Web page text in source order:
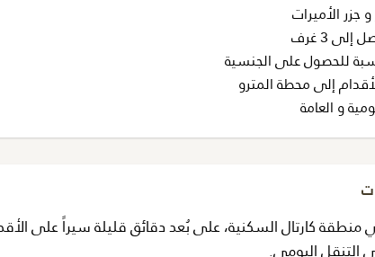
الأميرات
3 غرف
للحصول على الجنسية
إلى محطة المترو
و العامة
كارتال السكنية، على بُعد دقائق قليلة سيراً على
التنقل اليومي.